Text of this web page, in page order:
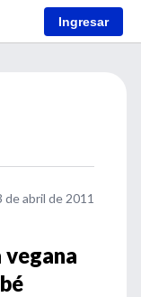
Ingresar
de abril de 2011
vegana